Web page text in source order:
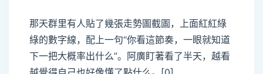
那天群里有人貼了幾張走勢圖截圖，上面紅紅綠
綠的數字線，配上一句“你看這節奏，一眼就知道
下一把大概率出什么”。阿廣盯著看了半天，越看